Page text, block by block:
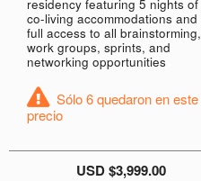
residency featuring 5 nights of
co-living accommodations and
full access to all brainstorming,
work groups, sprints, and
networking opportunities
Sólo 6 quedaron en este
precio
USD $3,999.00